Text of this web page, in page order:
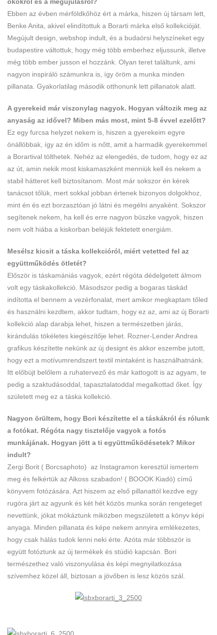
Ebben az évben mérföldkőhöz ért a márka, hiszen új társam lett,
Benke Anita, akivel elindítottuk a Borarti márka első kollekcióját.
Megújult design, webshop indult, és a budaörsi helyszíneket egy
budapestire váltottuk, hogy még több emberhez eljussunk, illetve
még több ember jusson el hozzánk. Olyan teret találtunk, ami
nagyon inspiráló számunkra is, így öröm a munka minden
pillanata. Gyakorlatilag második otthonunk lett pillanatok alatt.
A gyerekeid már viszonylag nagyok. Hogyan változik meg az
anyaság az idővel? Miben más most, mint 5-8 évvel ezelőtt?
Ez egy furcsa helyzet nekem is, hiszen a gyerekeim egyre
önállóbbak, így az én időm is nőtt, amit a harmadik gyerekemmel
a Borartival tölthetek. Nehéz az elengedés, de tudom, hogy ez az
az út, amin nekik most kiskamaszként menniük kell és nekem a
stabil hátteret kell biztosítanom. Most már sokszor én kérek
tanácsot tőlük, mert sokkal jobban értenek bizonyos dolgokhoz,
mint én és ezt borzasztóan jó látni és megélni anyaként. Sokszor
segítenek nekem, ha kell és erre nagyon büszke vagyok, hiszen
nem volt hiába a kiskorban beléjük fektetett energiám.
Mesélsz kicsit a táska kollekcióról, miért vetetted fel az
együttműködés ötletét?
Először is táskamániás vagyok, ezért régóta dédelgetett álmom
volt egy táskakollekció. Másodszor pedig a bogaras táskád
indította el bennem a vezérfonalat, mert amikor megkaptam tőled
és használni kezdtem, akkor tudtam, hogy ez az, ami az új Borarti
kollekció alap darabja lehet, hiszen a természetben járás,
kirándulás tökéletes kiegészítője lehet. Rozner-Lender Andrea
grafikus készítette nekünk az új designt és akkor eszembe jutott,
hogy ezt a motívumrendszert textil mintaként is használhatnánk.
Itt előbújt belőlem a ruhatervező és már kattogott is az agyam, te
pedig a szaktudásoddal, tapasztalatoddal megalkottad őket. Így
született meg ez a táska kollekció.
Nagyon örültem, hogy Bori készítette el a táskákról és rólunk
a fotókat. Régóta nagy tisztelője vagyok a fotós
munkájának. Hogyan jött a ti együttműködésetek? Mikor
indult?
Zergi Borit ( Borcsaphoto) az Instagramon keresztül ismertem
meg és felkértük az Alkoss szabadon! ( BOOOK Kiadó) című
könyvem fotózására. Azt hiszem az első pillanattól kezdve egy
rugóra járt az agyunk és két hét közös munka során rengeteget
nevettünk, jókat mókáztunk miközben megszületett a könyv képi
anyaga. Minden pillanata és képe nekem annyira emlékezetes,
hogy csak hálás tudok lenni neki érte. Azóta már többször is
együtt fotóztunk az új termékek és stúdió kapcsán. Bori
természethez való viszonyulása és képi megnyilatkozása
szívemhez közel áll, biztosan a jövőben is lesz közös szál.